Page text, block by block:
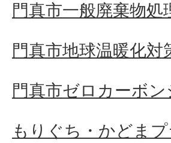
門真市一般廃棄物処
門真市地球温暖化対
門真市ゼロカーボ
もりぐち・かどま